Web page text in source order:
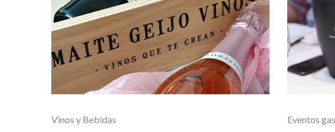
Vinos y Bebidas Eventos